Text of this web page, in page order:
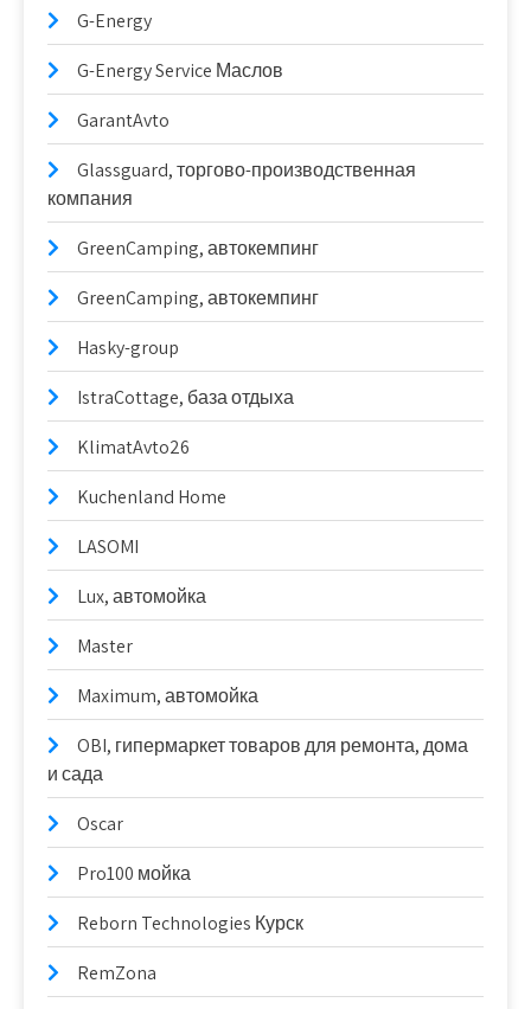
G-Energy
G-Energy Service Маслов
GarantAvto
Glassguard, торгово-производственная
компания
GreenCamping, автокемпинг
GreenCamping, автокемпинг
Hasky-group
IstraCottage, база отдыха
KlimatAvto26
Kuchenland Home
LASOMI
Lux, автомойка
Master
Maximum, автомойка
OBI, гипермаркет товаров для ремонта, дома
и сада
Oscar
Pro100 мойка
Reborn Technologies Курск
RemZona